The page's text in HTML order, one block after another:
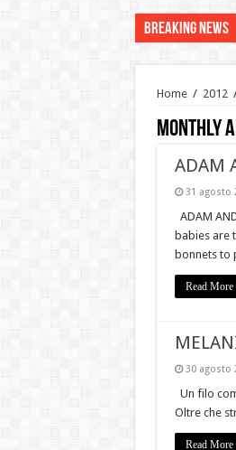
Breaking News
Home / 2012
Monthly
ADAM
31 agosto
ADAM
babies are
bonnets to
Read More
30 agosto
Un filo
Oltre che
Read More